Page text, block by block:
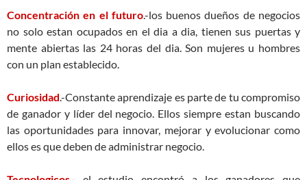
Concentración en el futuro.-los buenos dueños de negocios
no solo estan ocupados en el dia a dia, tienen sus puertas y
mente abiertas las 24 horas del dia. Son mujeres u hombres
con un plan establecido.
Curiosidad.-Constante aprendizaje es parte de tu compromiso
de ganador y líder del negocio. Ellos siempre estan buscando
las oportunidades para innovar, mejorar y evolucionar como
ellos es que deben de administrar negocio.